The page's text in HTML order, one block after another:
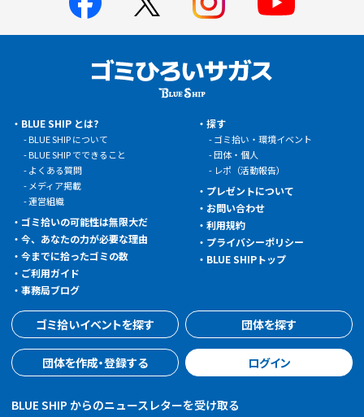
BLUE SHIP とは?
BLUE SHIP について
BLUE SHIP でできること
よくある質問
メディア掲載
運営組織
ゴミ拾いの可能性は無限大だ
今、あなたの力が必要な理由
今までに拾ったゴミの数
ご利用ガイド
事務局ブログ
探す
ゴミ拾い・環境イベント
団体・個人
レポ（活動報告）
プレゼントについて
お問い合わせ
利用規約
プライバシーポリシー
BLUE SHIPトップ
ゴミ拾いイベントを探す 団体を探す
団体を作成・登録する ログイン
BLUE SHIP からのニュースレターを受け取る